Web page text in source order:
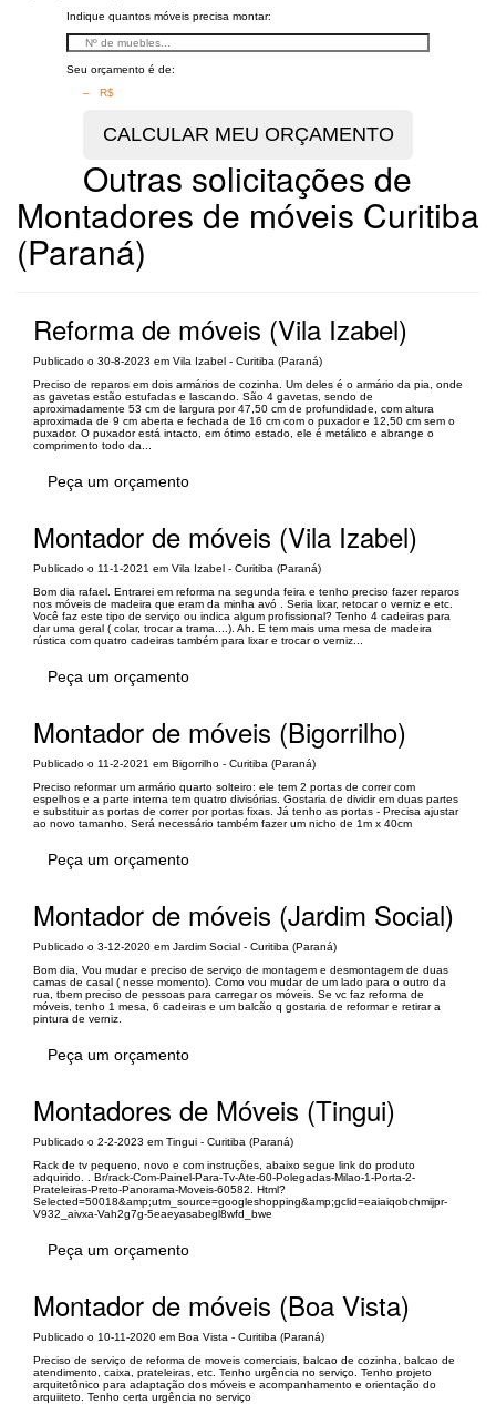
Indique quantos móveis precisa montar:
Seu orçamento é de:
– R$
Outras solicitações de
Montadores de móveis Curitiba
(Paraná)
Reforma de móveis (Vila Izabel)
Publicado o 30-8-2023 em Vila Izabel - Curitiba (Paraná)
Preciso de reparos em dois armários de cozinha. Um deles é o armário da pia, onde
as gavetas estão estufadas e lascando. São 4 gavetas, sendo de
aproximadamente 53 cm de largura por 47,50 cm de profundidade, com altura
aproximada de 9 cm aberta e fechada de 16 cm com o puxador e 12,50 cm sem o
puxador. O puxador está intacto, em ótimo estado, ele é metálico e abrange o
comprimento todo da...
Peça um orçamento
Montador de móveis (Vila Izabel)
Publicado o 11-1-2021 em Vila Izabel - Curitiba (Paraná)
Bom dia rafael. Entrarei em reforma na segunda feira e tenho preciso fazer reparos
nos móveis de madeira que eram da minha avó . Seria lixar, retocar o verniz e etc.
Você faz este tipo de serviço ou indica algum profissional? Tenho 4 cadeiras para
dar uma geral ( colar, trocar a trama....). Ah. E tem mais uma mesa de madeira
rústica com quatro cadeiras também para lixar e trocar o verniz...
Peça um orçamento
Montador de móveis (Bigorrilho)
Publicado o 11-2-2021 em Bigorrilho - Curitiba (Paraná)
Preciso reformar um armário quarto solteiro: ele tem 2 portas de correr com
espelhos e a parte interna tem quatro divisórias. Gostaria de dividir em duas partes
e substituir as portas de correr por portas fixas. Já tenho as portas - Precisa ajustar
ao novo tamanho. Será necessário também fazer um nicho de 1m x 40cm
Peça um orçamento
Montador de móveis (Jardim Social)
Publicado o 3-12-2020 em Jardim Social - Curitiba (Paraná)
Bom dia, Vou mudar e preciso de serviço de montagem e desmontagem de duas
camas de casal ( nesse momento). Como vou mudar de um lado para o outro da
rua, tbem preciso de pessoas para carregar os móveis. Se vc faz reforma de
móveis, tenho 1 mesa, 6 cadeiras e um balcão q gostaria de reformar e retirar a
pintura de verniz.
Peça um orçamento
Montadores de Móveis (Tingui)
Publicado o 2-2-2023 em Tingui - Curitiba (Paraná)
Rack de tv pequeno, novo e com instruções, abaixo segue link do produto
adquirido. . Br/rack-Com-Painel-Para-Tv-Ate-60-Polegadas-Milao-1-Porta-2-
Prateleiras-Preto-Panorama-Moveis-60582. Html?
Selected=50018&amp;utm_source=googleshopping&amp;gclid=eaiaiqobchmijpr-
V932_aivxa-Vah2g7g-5eaeyasabegl8wfd_bwe
Peça um orçamento
Montador de móveis (Boa Vista)
Publicado o 10-11-2020 em Boa Vista - Curitiba (Paraná)
Preciso de serviço de reforma de moveis comerciais, balcao de cozinha, balcao de
atendimento, caixa, prateleiras, etc. Tenho urgência no serviço. Tenho projeto
arquitetônico para adaptação dos móveis e acompanhamento e orientação do
arquiiteto. Tenho certa urgência no serviço